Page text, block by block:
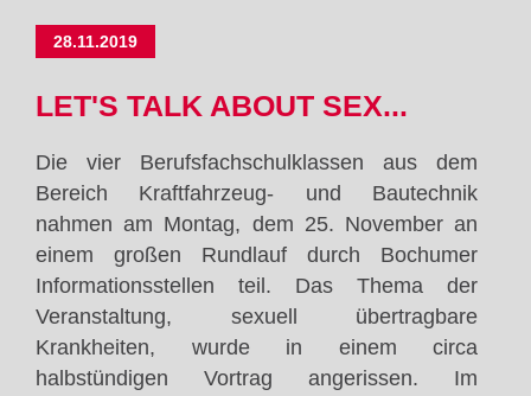
auf
Vormarsch
28.11.2019
LET'S TALK ABOUT SEX...
Die vier Berufsfachschulklassen aus dem
Bereich Kraftfahrzeug- und Bautechnik
nahmen am Montag, dem 25. November an
einem großen Rundlauf durch Bochumer
Informationsstellen teil. Das Thema der
Veranstaltung, sexuell übertragbare
Krankheiten, wurde in einem circa
halbstündigen Vortrag angerissen. Im